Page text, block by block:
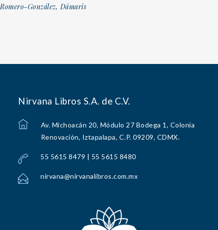
Romero-González, Dámaris
Nirvana Libros S.A. de C.V.
Av. Michoacán 20, Módulo 27 Bodega 1, Colonia
Renovación, Iztapalapa, C.P. 09209, CDMX.
55 5615 8479 | 55 5615 8480
nirvana@nirvanalibros.com.mx